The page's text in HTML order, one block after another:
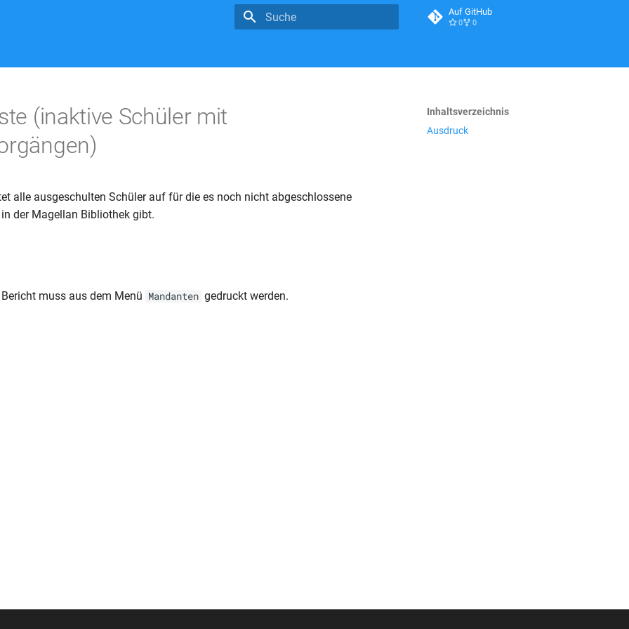
Auf GitHub
0 0
Inhaltsverzeichnis
Ausdruck
(inaktive Schüler mit
alle ausgeschulten Schüler auf für die es noch nicht abgeschlossene
der Magellan Bibliothek gibt.
muss aus dem Menü Mandanten gedruckt werden.